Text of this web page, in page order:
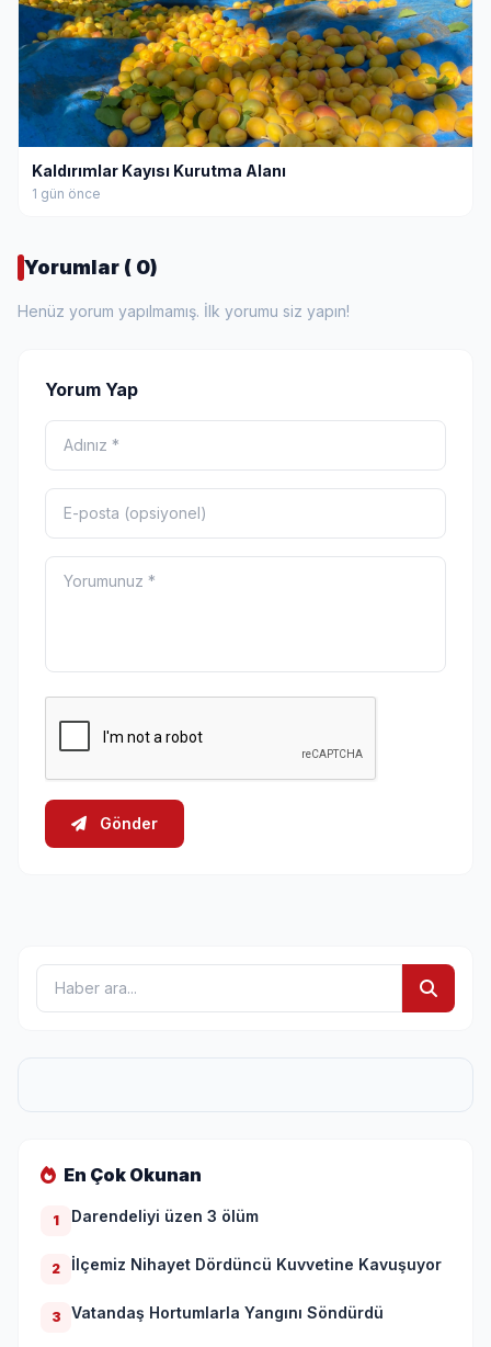
Kaldırımlar Kayısı Kurutma Alanı
1 gün önce
Yorumlar ( 0)
Henüz yorum yapılmamış. İlk yorumu siz yapın!
Yorum Yap
Gönder
En Çok Okunan
1 Darendeliyi üzen 3 ölüm
2 İlçemiz Nihayet Dördüncü Kuvvetine Kavuşuyor
3 Vatandaş Hortumlarla Yangını Söndürdü